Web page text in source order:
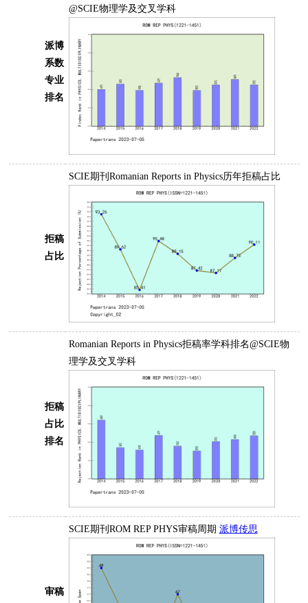
派博
系数
专业
排名
@SCIE物理学及交叉学科
拒稿
占比
SCIE期刊Romanian Reports in Physics历年拒稿占比
拒稿
占比
排名
Romanian Reports in Physics拒稿率学科排名@SCIE物
理学及交叉学科
审稿
SCIE期刊ROM REP PHYS审稿周期 派博传思